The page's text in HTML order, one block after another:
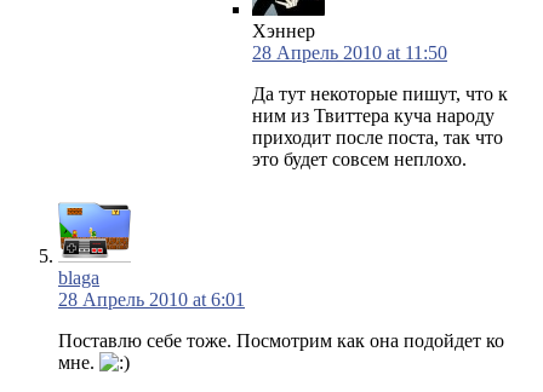
Хэннер
28 Апрель 2010 at 11:50
Да тут некоторые пишут, что к
ним из Твиттера куча народу
приходит после поста, так что
это будет совсем неплохо.
blaga
28 Апрель 2010 at 6:01
Поставлю себе тоже. Посмотрим как она подойдет ко
мне.